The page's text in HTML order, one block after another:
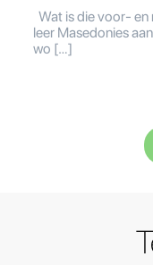
Wat is die voor- en
leer Masedonies
wo […]